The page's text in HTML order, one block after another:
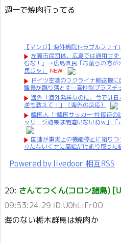
週一で焼肉行ってる
【マンガ】海外病院トラブルファイ
左翼市民団体、広島では通用せ
むな！」→広島県民「お前らの方が
民じゃ」
NEW!
ドイツ空港のウクライナ輸送機
職員が蹴り落とす…高性能プラスチ
海外「海外発祥なのに、今では
逆も教えて！」（海外の反応）
韓国人「“韓国サッカー”性接待
ッサージ効果は間違いないねｗ」「
国連が事実上の機能停止に陥り
立たないくせに高給だけ毟り取っ
Powered by livedoor 相互RSS
20: さんてつくん(コロン諸島)
09:53:24.29 ID:U0hLiFr0O
海のない栃木群馬は焼肉か